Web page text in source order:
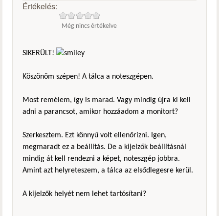
Értékelés:
Még nincs értékelve
SIKERÜLT!
Köszönöm szépen! A tálca a noteszgépen.
Most remélem, így is marad. Vagy mindig újra ki kell
adni a parancsot, amikor hozzáadom a monitort?
Szerkesztem. Ezt könnyű volt ellenőrizni. Igen,
megmaradt ez a beállítás. De a kijelzők beállításnál
mindig át kell rendezni a képet, noteszgép jobbra.
Amint azt helyreteszem, a tálca az elsődlegesre kerül.
A kijelzők helyét nem lehet tartósítani?